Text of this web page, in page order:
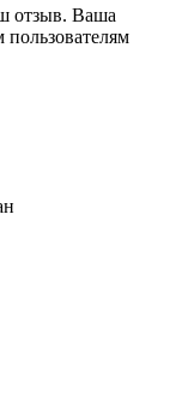
отзыв. Ваша
пользователям